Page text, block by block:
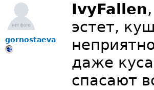
gornostaeva
IvyFallen
эстет,
даже
спасают